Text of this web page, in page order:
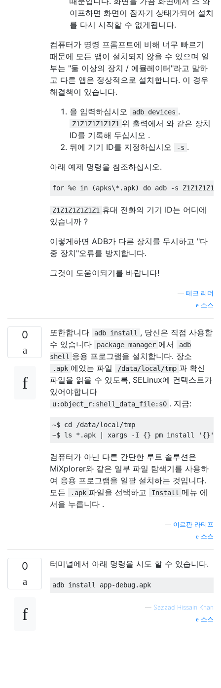
이프하면 화면이 잠자기 상태가되어 설치
를 다시 시작할 수 없게됩니다.
컴퓨터가 명령 프롬프트에 비해 너무 빠르기
때문에 모든 앱이 설치되지 않을 수 있으며 일
부는 "둘 이상의 장치 / 에뮬레이터"라고 말하
고 다른 앱은 정상적으로 설치합니다. 이 경우
해결책이 있습니다.
을 입력하십시오
adb devices .
Z1Z1Z1Z1Z1Z1 위 출력에서 와 같은 장치
ID를 기록해 두십시오 .
뒤에 기기 ID를 지정하십시오
-s .
아래 예제 명령을 참조하십시오.
Z1Z1Z1Z1Z1Z1 휴대 전화의 기기 ID는 어디에
있습니까 ?
이렇게하면 ADB가 다른 장치를 무시하고 "다
중 장치"오류를 방지합니다.
그것이 도움이되기를 바랍니다!
테크 리더
소스
0 또한합니다 adb install , 당신은 직접 사용할
수 있습니다
package manager 에서
adb
shell 응용 프로그램을 설치합니다. 장소
.apk 에있는 파일 /data/local/tmp 과 확신
파일을 읽을 수 있도록, SELinux에 컨텍스트가
있어야합니다
u:object_r:shell_data_file:s0 . 지금:
~$ cd /data/local/tmp
컴퓨터가 아닌 다른 간단한 루트 솔루션은
MiXplorer와 같은 일부 파일 탐색기를 사용하
여 응용 프로그램을 일괄 설치하는 것입니다.
모든
.apk 파일을 선택하고 Install 메뉴 에
서을 누릅니다 .
이르판 라티프
소스
0 터미널에서 아래 명령을 시도 할 수 있습니다.
— Sazzad Hissain Khan
소스